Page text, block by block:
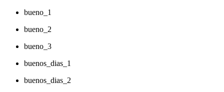
bueno_1
bueno_2
bueno_3
buenos_dias_1
buenos_dias_2